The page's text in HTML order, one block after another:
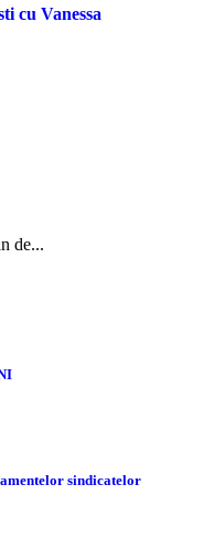
cu Vanessa
de...
sindicatelor